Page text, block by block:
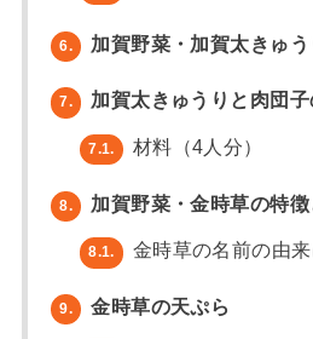
6. 加賀野菜・加賀太きゅ
7. 加賀太きゅうりと肉団
7.1. 材料（4人分）
8. 加賀野菜・金時草の特徴
8.1. 金時草の名前の由
9. 金時草の天ぷら